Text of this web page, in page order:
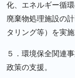
化、エネルギー循
廃棄物処理施設の
タリング等）を実施
５．環境保全関連
政策の支援。